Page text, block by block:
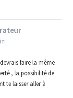
faire la même
, la possibilité de
te laisser aller à